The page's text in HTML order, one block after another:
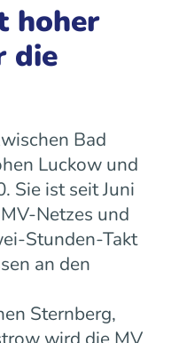
hoher
die
Bad
Luckow und
Sie ist seit Juni
Netzes und
Stunden-Takt
an den
Sternberg,